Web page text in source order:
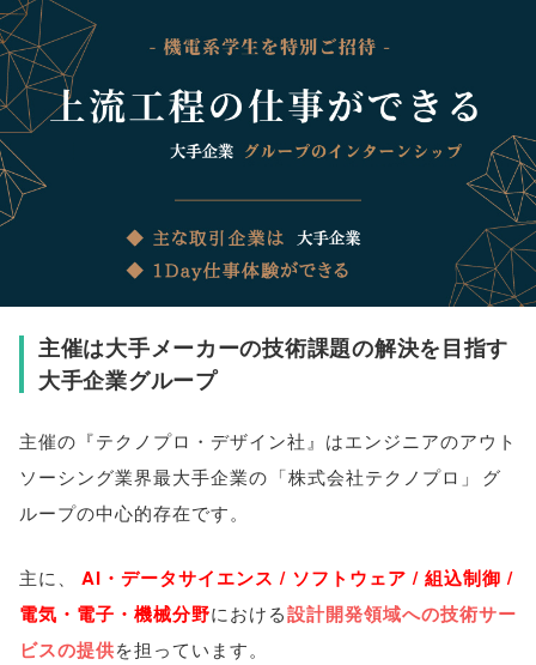
主催は大手メーカーの技術課題の解決を目指す
大手企業グループ
主催の『テクノプロ・デザイン社』はエンジニアのアウト
ソーシング業界最大手企業の 「株式会社テクノプロ 」
グ
ループの中心的存在です。
主に、
AI・データサイエンス / ソフトウェア / 組込制御 /
電気・電子・機械分野における設計開発領域への技術サー
ビスの提供を担っています。